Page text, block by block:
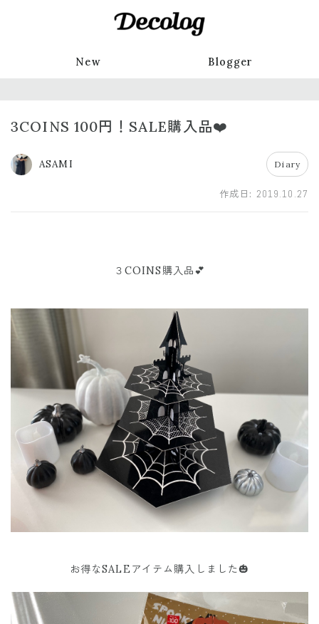
New Blogger
3COINS 100円！SALE購入品❤️
ASAMI Diary
作成日: 2019.10.27
３COINS購入品💕
お得なSALEアイテム購入しました🎃